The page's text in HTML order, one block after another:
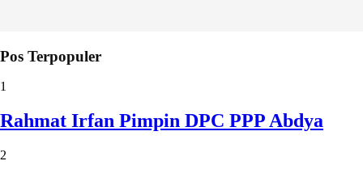
Pos Terpopuler
1
Rahmat Irfan Pimpin DPC PPP Abdya
2